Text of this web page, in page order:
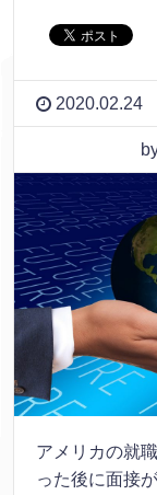
2020.02.24
アメリカの就
った後に面接